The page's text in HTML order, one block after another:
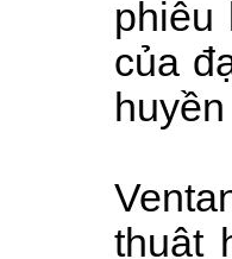
phiêu
của
thuật